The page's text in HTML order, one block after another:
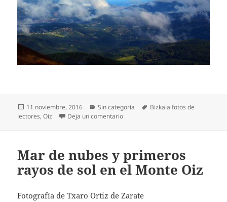
Publicado
el
11 noviembre, 2016 Categorías
Sin categoría Etiquetas
Bizkaia fotos de
lectores,Oiz Deja un comentarioen Desde el monte Oiz
Mar de nubes y primeros
rayos de sol en el Monte Oiz
Fotografía de Txaro Ortiz de Zarate